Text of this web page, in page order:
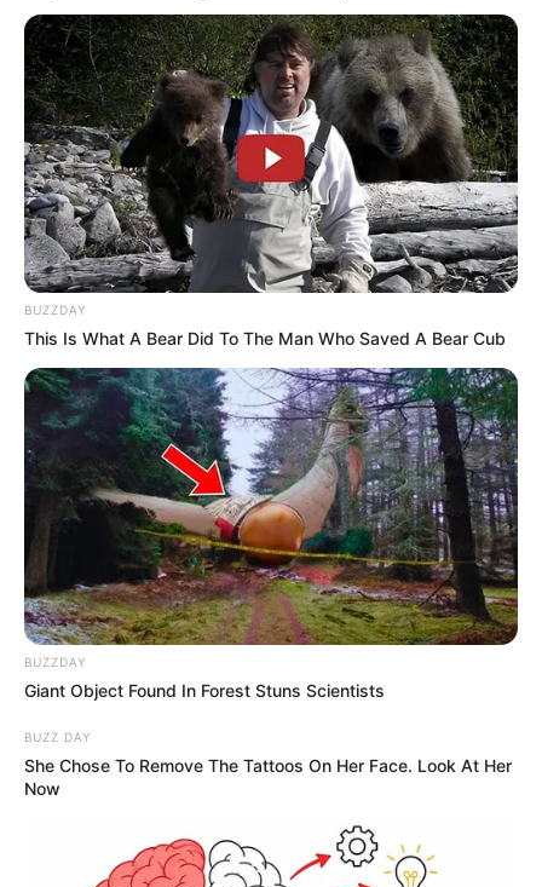
BUZZDAY
This Is What A Bear Did To The Man Who Saved A Bear Cub
BUZZDAY
Giant Object Found In Forest Stuns Scientists
BUZZ DAY
She Chose To Remove The Tattoos On Her Face. Look At Her
Now